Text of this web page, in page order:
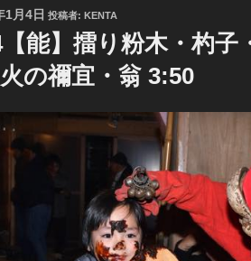
1月4日 投稿者: KENTA
能】擂り粉木・杓子
の禰宜・翁 3:50